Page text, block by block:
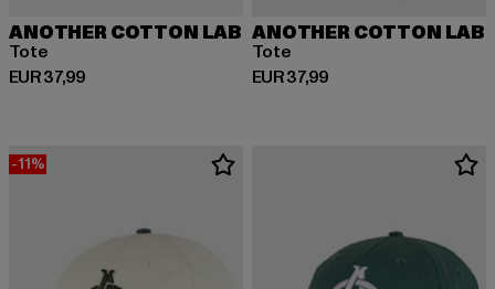
ANOTHER COTTON LAB
Tote
EUR 37,99
Huidige prijs: EUR 37,99
ANOTHER COTTON LAB
Tote
EUR 37,99
Huidige prijs: EUR 37,99
-11%